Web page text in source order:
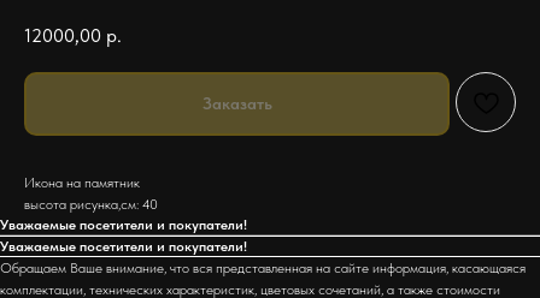
12000,00 р.
Заказать
Икона на памятник
высота рисунка,см: 40
Уважаемые посетители и покупатели!
Уважаемые посетители и покупатели!
Обращаем Ваше внимание, что вся представленная на сайте информация, касающаяся
комплектации, технических характеристик, цветовых сочетаний, а также стоимости